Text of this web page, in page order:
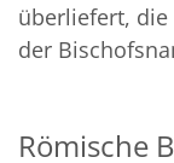
überliefert, die
der
Römische